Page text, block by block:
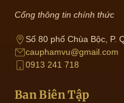
Cổng thông tin chính thức
Số 80 phố Chùa Bộc, P.
cauphamvu@gmail.com
0913 241 718
Ban Biên Tập